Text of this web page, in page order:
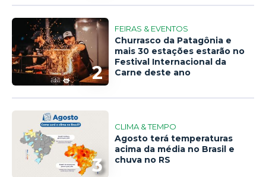
2
FEIRAS & EVENTOS
Churrasco da Patagônia e
mais 30 estações estarão no
Festival Internacional da
Carne deste ano
3
CLIMA & TEMPO
Agosto terá temperaturas
acima da média no Brasil e
chuva no RS